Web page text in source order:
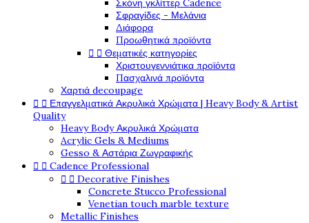
Σκόνη γκλίττερ Cadence
Σφραγίδες - Μελάνια
Διάφορα
Προωθητικά προϊόντα
  Θεματικές κατηγορίες
Χριστουγεννιάτικα προϊόντα
Πασχαλινά προϊόντα
Χαρτιά decoupage
  Επαγγελματικά Ακρυλικά Χρώματα | Heavy Body & Artist
Quality
Heavy Body Ακρυλικά Χρώματα
Acrylic Gels & Mediums
Gesso & Αστάρια Ζωγραφικής
  Cadence Professional
  Decorative Finishes
Concrete Stucco Professional
Venetian touch marble texture
Metallic Finishes